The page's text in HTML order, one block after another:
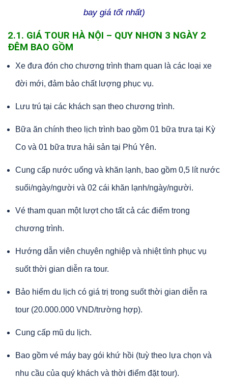
bay giá tốt nhất)
2.1. GIÁ TOUR HÀ NỘI – QUY NHƠN 3 NGÀY 2
ĐÊM BAO GỒM
Xe đưa đón cho chương trình tham quan là các loại xe
đời mới, đảm bảo chất lượng phục vụ.
Lưu trú tại các khách sạn theo chương trình.
Bữa ăn chính theo lịch trình bao gồm 01 bữa trưa tại Kỳ
Co và 01 bữa trưa hải sản tại Phú Yên.
Cung cấp nước uống và khăn lạnh, bao gồm 0,5 lít nước
suối/ngày/người và 02 cái khăn lạnh/ngày/người.
Vé tham quan một lượt cho tất cả các điểm trong
chương trình.
Hướng dẫn viên chuyên nghiệp và nhiệt tình phục vụ
suốt thời gian diễn ra tour.
Bảo hiểm du lịch có giá trị trong suốt thời gian diễn ra
tour (20.000.000 VND/trường hợp).
Cung cấp mũ du lịch.
Bao gồm vé máy bay gói khứ hồi (tuỳ theo lựa chọn và
nhu cầu của quý khách và thời điểm đặt tour).